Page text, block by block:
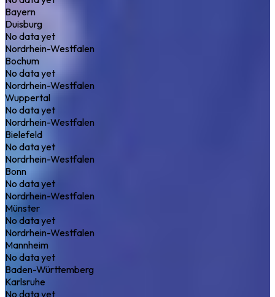
Bayern
Duisburg
No data yet
Nordrhein-Westfalen
Bochum
No data yet
Nordrhein-Westfalen
Wuppertal
No data yet
Nordrhein-Westfalen
Bielefeld
No data yet
Nordrhein-Westfalen
Bonn
No data yet
Nordrhein-Westfalen
Münster
No data yet
Nordrhein-Westfalen
Mannheim
No data yet
Baden-Württemberg
Karlsruhe
No data yet